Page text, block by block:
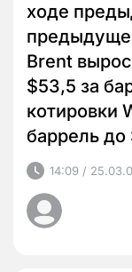
ходе
Brent
$53,5 за
котировки
баррель до
14:09 /